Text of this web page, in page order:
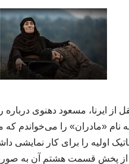
از ایرنا، مسعود دهنوی
«مادران» را می‌خواندم که
اولیه را برای کار
پخش قسمت هشتم آن به صورت